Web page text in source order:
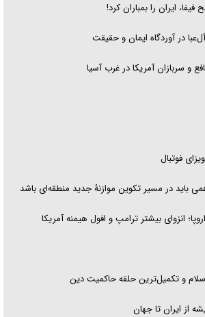
ایران را بمباران کرد!
در آوردگاه ایمان و حقیقت
و سربازان آمریکا در غرب آسیا
فوتبال
باید در مسیر تکوین موازنۀ جدید منطقه‌ای باشد
انزوای بیشتر ترامپ و افول هیمنه آمریکا
و تکمیل‌ترین حلقه حاکمیت دین
از ایران تا جهان